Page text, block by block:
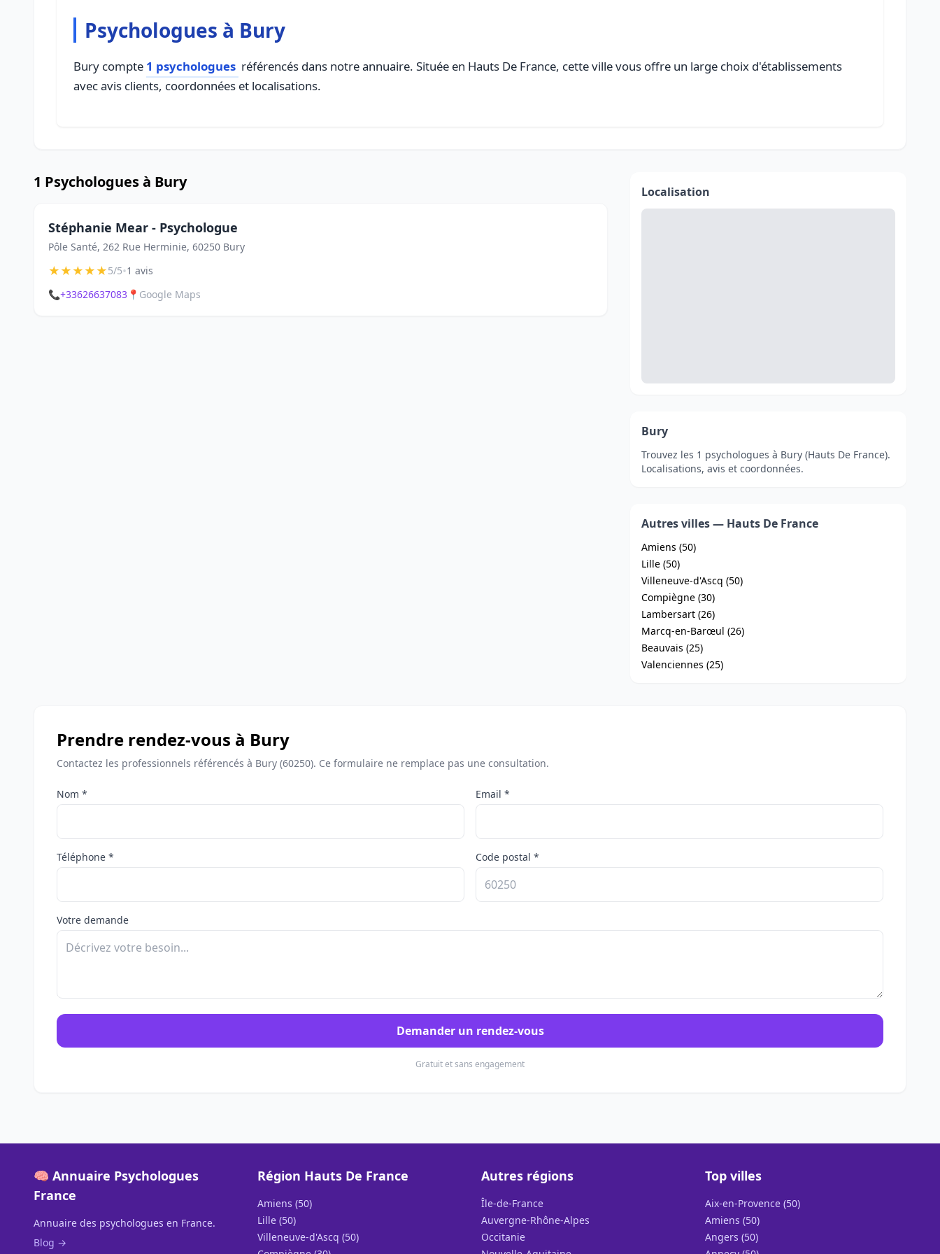
Psychologues à Bury
Bury compte 1 psychologues référencés dans notre annuaire. Située en Hauts De France, cette ville vous offre un large choix d'établissements
avec avis clients, coordonnées et localisations.
1 Psychologues à Bury
Stéphanie Mear - Psychologue
Pôle Santé, 262 Rue Herminie, 60250 Bury
★★★★★5/5•1 avis
📞+33626637083 📍 Google Maps
Localisation
Bury
Trouvez les 1 psychologues à Bury (Hauts De France).
Localisations, avis et coordonnées.
Autres villes — Hauts De France
Amiens (50)
Lille (50)
Villeneuve-d'Ascq (50)
Compiègne (30)
Lambersart (26)
Marcq-en-Barœul (26)
Beauvais (25)
Valenciennes (25)
Prendre rendez-vous à Bury
Contactez les professionnels référencés à Bury (60250). Ce formulaire ne remplace pas une consultation.
Nom * Email *
Téléphone * Code postal *
Votre demande
Demander un rendez-vous
Gratuit et sans engagement
🧠 Annuaire Psychologues
France
Annuaire des psychologues en France.
Blog →
Région Hauts De France
Amiens (50)
Lille (50)
Villeneuve-d'Ascq (50)
Autres régions
Île-de-France
Auvergne-Rhône-Alpes
Occitanie
Top villes
Aix-en-Provence (50)
Amiens (50)
Angers (50)